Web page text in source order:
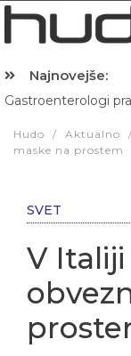
Najnovejše:
Gastroenterologi
Hudo / Aktualno /
maske na prostem
SVET
V